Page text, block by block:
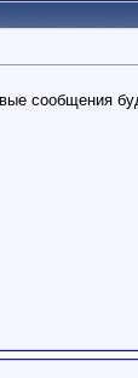
сообщения